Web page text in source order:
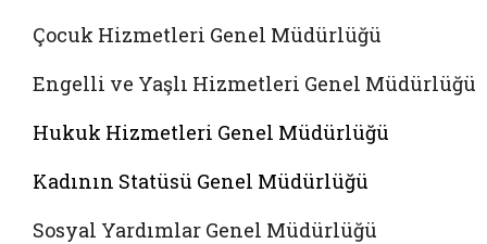
Çocuk Hizmetleri Genel Müdürlüğü
Engelli ve Yaşlı Hizmetleri Genel Müdürlüğü
Hukuk Hizmetleri Genel Müdürlüğü
Kadının Statüsü Genel Müdürlüğü
Sosyal Yardımlar Genel Müdürlüğü